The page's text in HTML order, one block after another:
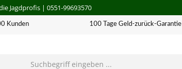
Jagdprofis| 0551-99693570
Kunden 100 Tage Geld-zurück-Garantie